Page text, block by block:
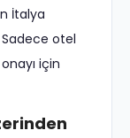
İtalya
otel
için